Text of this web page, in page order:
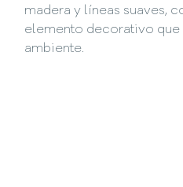
madera y líneas suaves,
elemento decorativo
ambiente.